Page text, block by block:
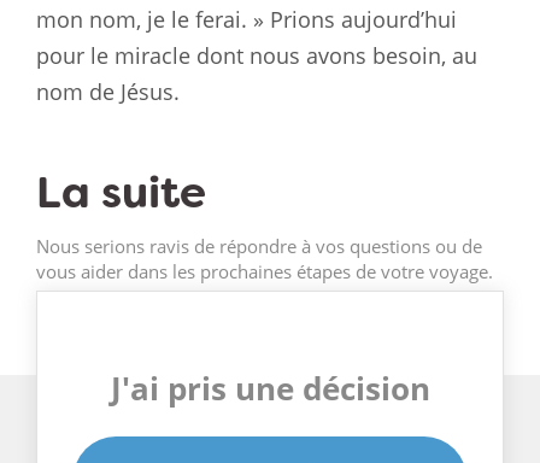
mon nom, je le ferai. » Prions aujourd’hui
pour le miracle dont nous avons besoin, au
nom de Jésus.
La suite
Nous serions ravis de répondre à vos questions ou de
vous aider dans les prochaines étapes de votre voyage.
J'ai pris une décision